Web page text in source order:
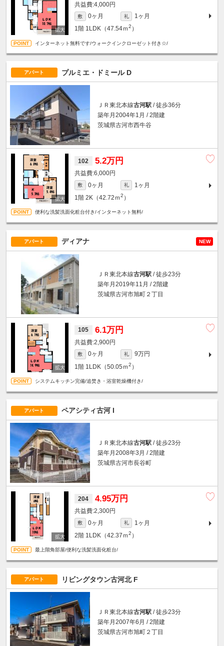
4,000円
敷 0ヶ月 礼
1ヶ月
1階 1LDK（47.54ｍ2 ）
インターネット無料です/ウォークインクローゼット付き☆/
アパート プルミエ・ドミール D
ＪＲ東北本線古河駅 / 徒歩36分
築年月2004年1月 / 2階建
茨城県古河市西牛谷
102 5.2万円
6,000円
敷 0ヶ月 礼
1ヶ月
1階 2K（42.72ｍ2 ）
便利な洗髪洗面化粧台付き/インターネット無料/
アパート ディアナ NEW
ＪＲ東北本線古河駅 / 徒歩23分
築年月2019年11月 / 2階建
茨城県古河市旭町２丁目
105 6.1万円
2,900円
敷 0ヶ月 礼
9万円
1階 1LDK（50.05ｍ2 ）
システムキッチン完備/追焚き・浴室乾燥機付き/
アパート ペアシティ古河 I
ＪＲ東北本線古河駅 / 徒歩23分
築年月2008年3月 / 2階建
茨城県古河市長谷町
204 4.95万円
2,300円
敷 0ヶ月 礼
1ヶ月
2階 1LDK（42.37ｍ2 ）
最上階角部屋/便利な洗髪洗面化粧台/
アパート リビングタウン古河北 F
ＪＲ東北本線古河駅 / 徒歩23分
築年月2007年6月 / 2階建
茨城県古河市旭町２丁目